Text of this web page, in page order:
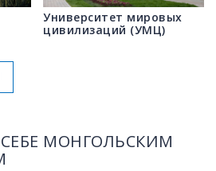
Университет мировых
цивилизаций (УМЦ)
МОНГОЛЬСКИМ